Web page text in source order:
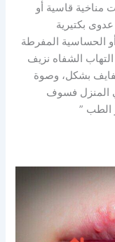
مناخية قاسية أو
بكتيرية
الحساسية المفرطة
الشفاه نزيف
بشكل، وصوة
المنزل فسوف
الطب ”